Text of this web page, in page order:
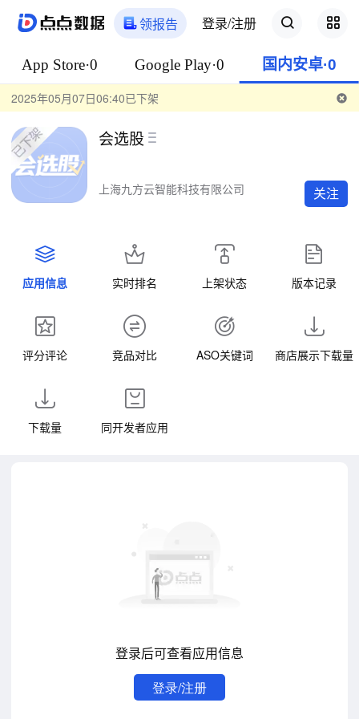
领报告 登录/注册
App Store·0 Google Play·0 国内安卓·0
2025年05月07日06:40已下架
会选股
上海九方云智能科技有限公司 关注
应用信息 实时排名 上架状态 版本记录
评分评论 竞品对比 ASO关键词 商店展示下载量
下载量 同开发者应用
登录后可查看应用信息
登录/注册